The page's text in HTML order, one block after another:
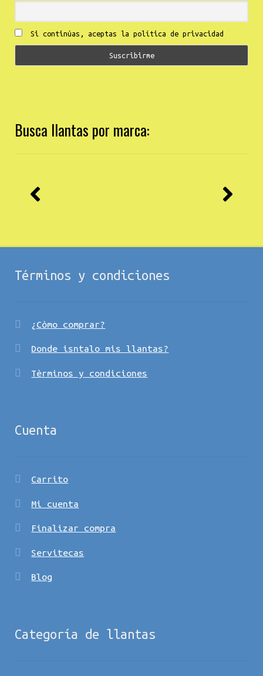
Si continúas, aceptas la política de privacidad
Busca llantas por marca:
Términos y condiciones
¿Còmo comprar?
Donde isntalo mis llantas?
Tèrminos y condiciones
Cuenta
Carrito
Mi cuenta
Finalizar compra
Servitecas
Blog
Categoría de llantas